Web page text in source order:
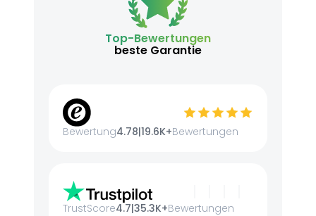
Top-Bewertungen
beste Garantie
Bewertung4.78|19.6K+Bewertungen
TrustScore4.7|35.3K+Bewertungen